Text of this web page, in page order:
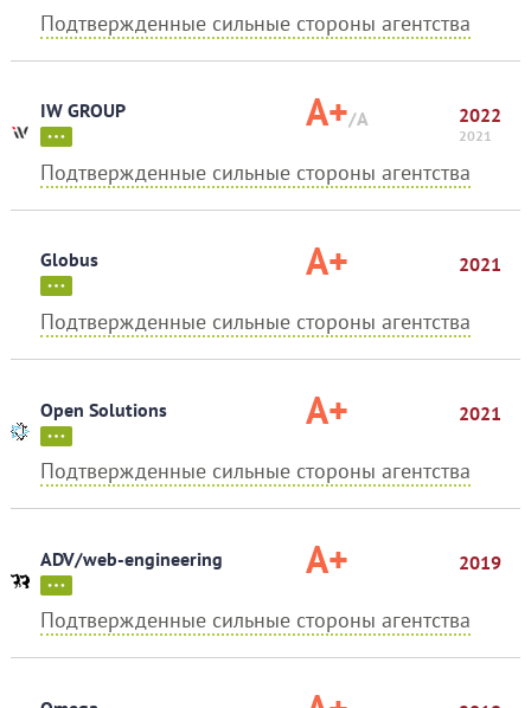
Подтвержденные сильные стороны агентства
IW GROUP A+/A 2022
2021
Подтвержденные сильные стороны агентства
Globus A+ 2021
Подтвержденные сильные стороны агентства
Open Solutions A+ 2021
Подтвержденные сильные стороны агентства
ADV/web-engineering A+ 2019
Подтвержденные сильные стороны агентства